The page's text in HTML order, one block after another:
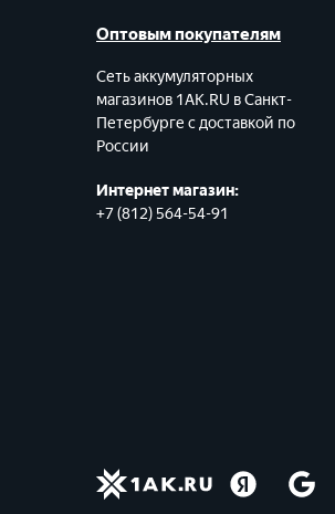
Оптовым покупателям
Сеть аккумуляторных
магазинов 1AK.RU в Санкт-
Петербурге с доставкой по
России
Интернет магазин:
+7 (812) 564-54-91